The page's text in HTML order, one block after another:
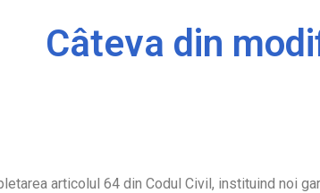
Câteva din
articolul 64 din Codul Civil, instituind noi